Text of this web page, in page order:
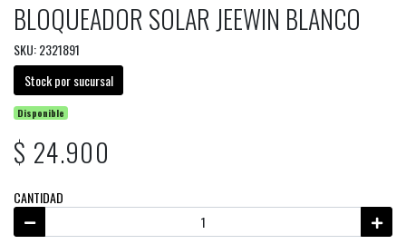
BLOQUEADOR SOLAR JEEWIN BLANCO
SKU: 2321891
Stock por sucursal
Disponible
$ 24.900
CANTIDAD